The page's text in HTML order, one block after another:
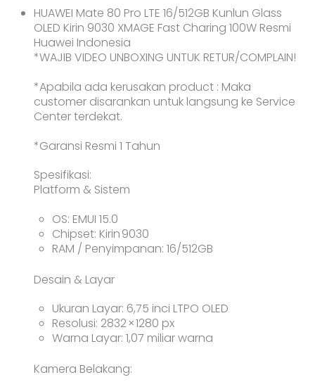
ResmiHUAWEI Mate 80 Pro LTE 16/512GB Kunlun Glass
OLED Kirin 9030 XMAGE Fast Charing 100W Resmi
Huawei Indonesia
*WAJIB VIDEO UNBOXING UNTUK RETUR/COMPLAIN!
*Apabila ada kerusakan product : Maka
customer disarankan untuk langsung ke Service
Center terdekat.
*Garansi Resmi 1 Tahun
Spesifikasi:
Platform & Sistem
OS: EMUI 15.0
Chipset: Kirin 9030
RAM / Penyimpanan: 16/512GB
Desain & Layar
Ukuran Layar: 6,75 inci LTPO OLED
Resolusi: 2832 × 1280 px
Warna Layar: 1,07 miliar warna
Kamera Belakang: